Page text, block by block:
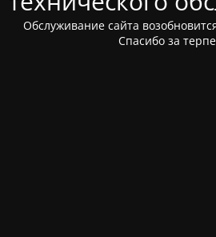
Обслуживание сайта
Спасибо за